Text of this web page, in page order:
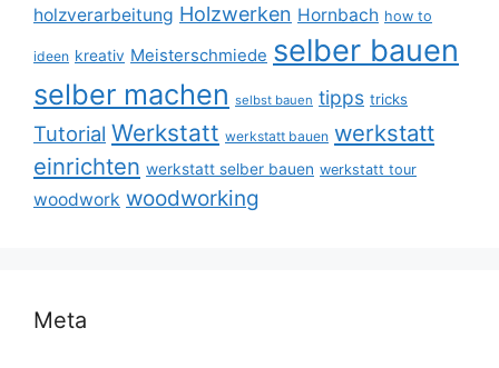
holzverarbeitung Holzwerken Hornbach how to
ideen kreativ Meisterschmiede selber bauen
selber machen selbst bauen tipps tricks
Tutorial Werkstatt werkstatt bauen werkstatt
einrichten werkstatt selber bauen werkstatt tour
woodwork woodworking
Meta